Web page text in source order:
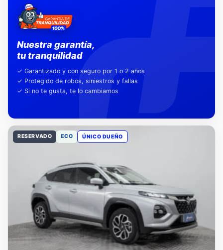
Nuestra garantía,
✓ Garantizado y con seguro por 1 o 2 años
✓ Protegido de robos, siniestros y fallas
RESERVADO ECO